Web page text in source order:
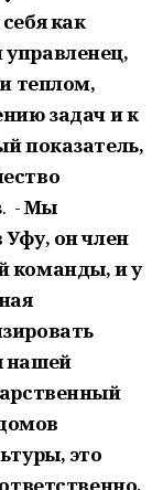
как
теплом,
задач и к
показатель,
-Мы
он член
команды, и у
нашей
это